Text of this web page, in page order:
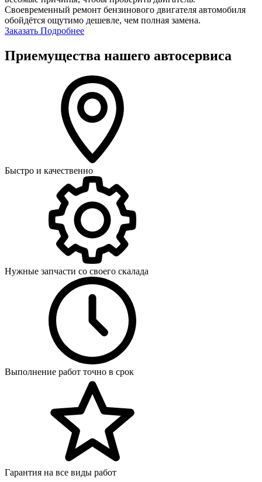
Своевременный ремонт бензинового двигателя автомобиля
обойдётся ощутимо дешевле, чем полная замена.
Заказать Подробнее
Приемущества нашего автосервиса
Быстро и качественно
Нужные запчасти со своего скалада
Выполнение работ точно в срок
Гарантия на все виды работ